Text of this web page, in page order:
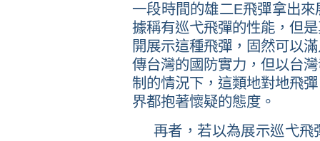
一段時間的雄二E飛彈拿出來
據稱有巡弋飛彈的性能，但
開展示這種飛彈，固然可以
傳台灣的國防實力，但以台
制的情況下，這類地對地飛
界都抱著懷疑的態度。
再者，若以為展示巡弋